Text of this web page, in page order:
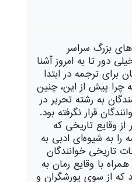
بزرگ سراسر
دور تا به امروز آشنا
برای ترجمه در ابتدا
چرا پیش از این، چنین
به رشته تحریر در
قرار نگرفته بود.
وقایع تاریخی که
به شیوه‌ای ادبی به
تاریخی خوانندگان
با وقایع رمان‌ به
که از سوی یورشگران و